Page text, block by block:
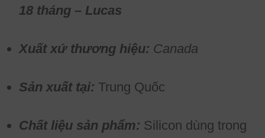
18 tháng – Lucas
Xuất xứ thương hiệu: Canada
Sản xuất tại: Trung Quốc
Chất liệu sản phẩm: Silicon dùng trong